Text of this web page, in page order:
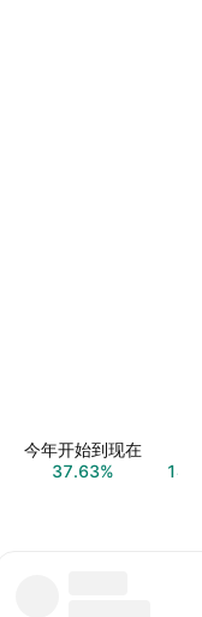
今年开始到现在
37.63%